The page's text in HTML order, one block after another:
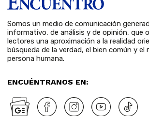
Somos un medio de comunicación
informativo, de análisis y de opinión, que
lectores una aproximación a la realidad
búsqueda de la verdad, el bien común y el
persona humana.
ENCUÉNTRANOS EN: